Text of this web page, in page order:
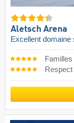
Aletsch Arena
Excellent domaine
Familles